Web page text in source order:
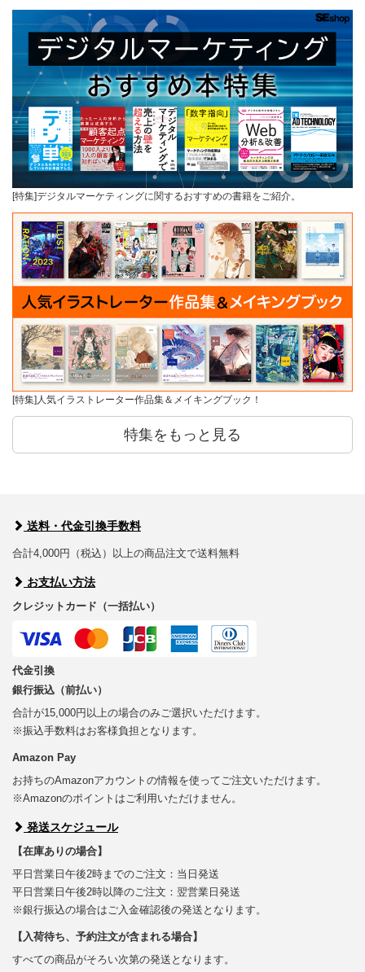
[特集]デジタルマーケティングに関するおすすめの書籍をご紹介。
[特集]人気イラストレーター作品集＆メイキングブック！
特集をもっと見る
送料・代金引換手数料
合計4,000円（税込）以上の商品注文で送料無料
お支払い方法
クレジットカード（一括払い）
代金引換
銀行振込（前払い）
合計が15,000円以上の場合のみご選択いただけます。
※振込手数料はお客様負担となります。
Amazon Pay
お持ちのAmazonアカウントの情報を使ってご注文いただけます。
※Amazonのポイントはご利用いただけません。
発送スケジュール
【在庫ありの場合】
平日営業日午後2時までのご注文：当日発送
平日営業日午後2時以降のご注文：翌営業日発送
※銀行振込の場合はご入金確認後の発送となります。
【入荷待ち、予約注文が含まれる場合】
すべての商品がそろい次第の発送となります。